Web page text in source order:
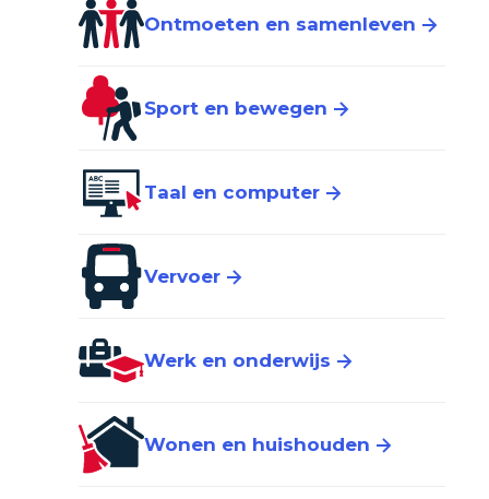
Ontmoeten en samenleven
Sport en bewegen
Taal en computer
Vervoer
Werk en onderwijs
Wonen en huishouden